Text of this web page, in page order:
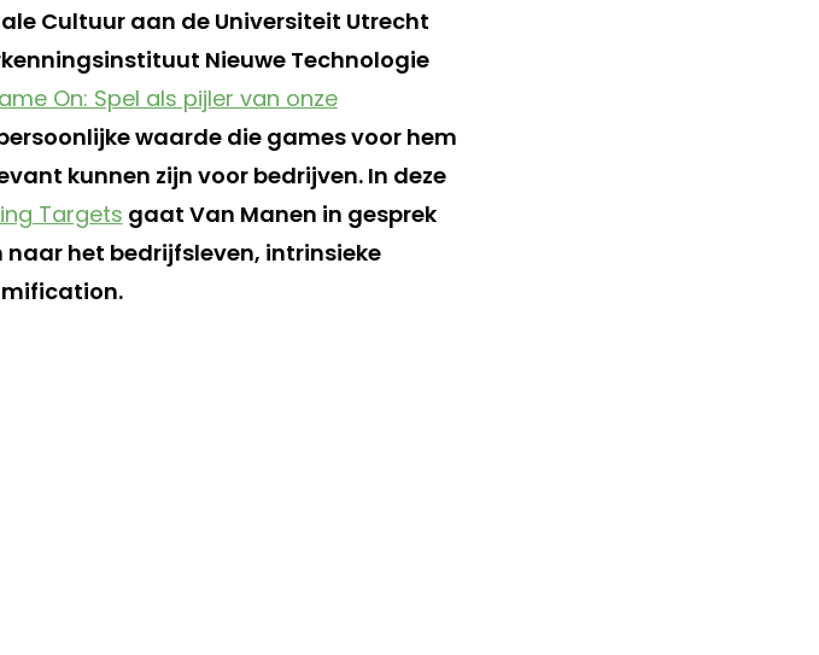
Cultuur aan de Universiteit Utrecht
Nieuwe Technologie
On: Spel als pijler van onze
waarde die games voor hem
kunnen zijn voor bedrijven. In deze
Targets gaat Van Manen in gesprek
het bedrijfsleven, intrinsieke